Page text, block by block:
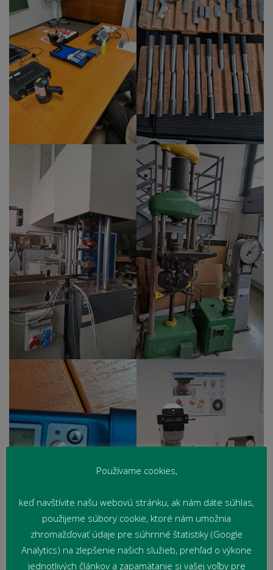
Používame cookies,
keď navštívite našu webovú stránku, ak nám dáte súhlas,
použijeme súbory cookie, ktoré nám umožnia
zhromažďovať údaje pre súhrnné štatistiky (Google
Analytics) na zlepšenie našich služieb, prehľad o výkone
jednotlivých článkov a zapamätanie si vašej voľby pre